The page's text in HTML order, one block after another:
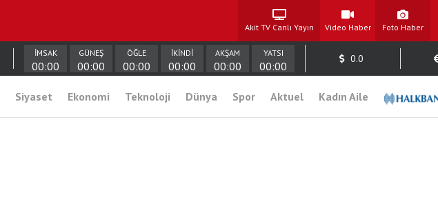
Akit TV Canlı Yayın Video Haber Foto Haber
İMSAK
00:00
GÜNEŞ
00:00
ÖĞLE
00:00
İKİNDİ
00:00
AKŞAM
00:00
YATSI
00:00
0.0
Siyaset Ekonomi Teknoloji Dünya Spor Aktuel Kadın Aile